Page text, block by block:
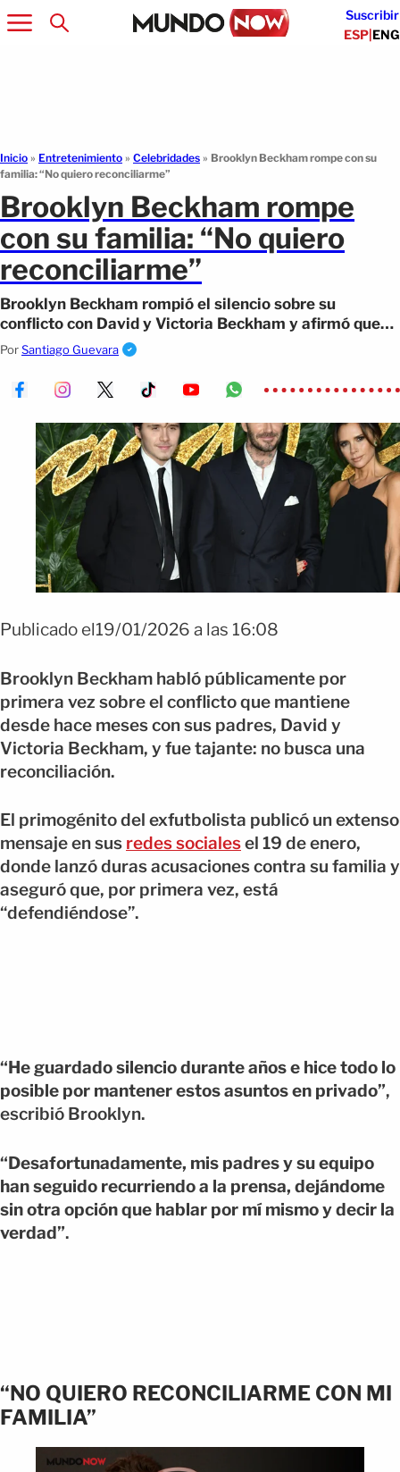
Suscribir
ESP|ENG
Inicio » Entretenimiento » Celebridades » Brooklyn Beckham rompe con su
familia: “No quiero reconciliarme”
Brooklyn Beckham rompe
con su familia: “No quiero
reconciliarme”
Brooklyn Beckham rompió el silencio sobre su
conflicto con David y Victoria Beckham y afirmó que
no quiere reconciliarse con su familia.
PorSantiago Guevara
Publicado el19/01/2026 a las 16:08
Brooklyn Beckham habló públicamente por
primera vez sobre el conflicto que mantiene
desde hace meses con sus padres, David y
Victoria Beckham, y fue tajante: no busca una
reconciliación.
El primogénito del exfutbolista publicó un extenso
mensaje en sus redes socialesel 19 de enero,
donde lanzó duras acusaciones contra su familia y
aseguró que, por primera vez, está
“defendiéndose”.
“He guardado silencio durante años e hice todo lo
posible por mantener estos asuntos en privado”,
escribió Brooklyn.
“Desafortunadamente, mis padres y su equipo
han seguido recurriendo a la prensa, dejándome
sin otra opción que hablar por mí mismo y decir la
verdad”.
“NO QUIERO RECONCILIARME CON MI
FAMILIA”